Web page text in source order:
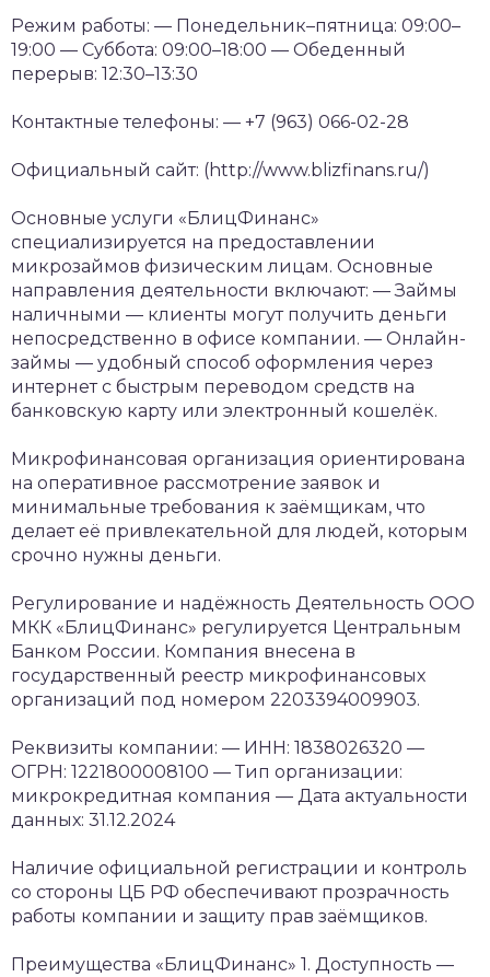
Режим работы: — Понедельник–пятница: 09:00–
19:00 — Суббота: 09:00–18:00 — Обеденный
перерыв: 12:30–13:30
Контактные телефоны: — +7 (963) 066-02-28
Официальный сайт: (http://www.blizfinans.ru/)
Основные услуги «БлицФинанс»
специализируется на предоставлении
микрозаймов физическим лицам. Основные
направления деятельности включают: — Займы
наличными — клиенты могут получить деньги
непосредственно в офисе компании. — Онлайн-
займы — удобный способ оформления через
интернет с быстрым переводом средств на
банковскую карту или электронный кошелёк.
Микрофинансовая организация ориентирована
на оперативное рассмотрение заявок и
минимальные требования к заёмщикам, что
делает её привлекательной для людей, которым
срочно нужны деньги.
Регулирование и надёжность Деятельность ООО
МКК «БлицФинанс» регулируется Центральным
Банком России. Компания внесена в
государственный реестр микрофинансовых
организаций под номером 2203394009903.
Реквизиты компании: — ИНН: 1838026320 —
ОГРН: 1221800008100 — Тип организации:
микрокредитная компания — Дата актуальности
данных: 31.12.2024
Наличие официальной регистрации и контроль
со стороны ЦБ РФ обеспечивают прозрачность
работы компании и защиту прав заёмщиков.
Преимущества «БлицФинанс» 1. Доступность —